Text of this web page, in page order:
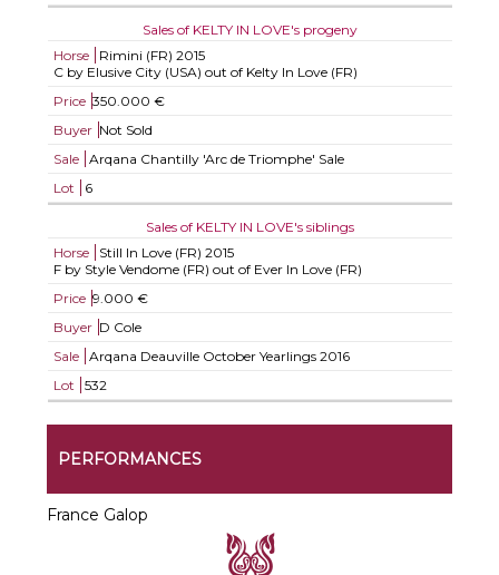
Sales of KELTY IN LOVE's progeny
Horse
Rimini (FR) 2015
C by Elusive City (USA) out of Kelty In Love (FR)
Price 350.000 €
Buyer Not Sold
Sale
Arqana Chantilly 'Arc de Triomphe' Sale
Lot
6
Sales of KELTY IN LOVE's siblings
Horse
Still In Love (FR) 2015
F by Style Vendome (FR) out of Ever In Love (FR)
Price 9.000 €
Buyer D Cole
Sale
Arqana Deauville October Yearlings 2016
Lot
532
PERFORMANCES
France Galop